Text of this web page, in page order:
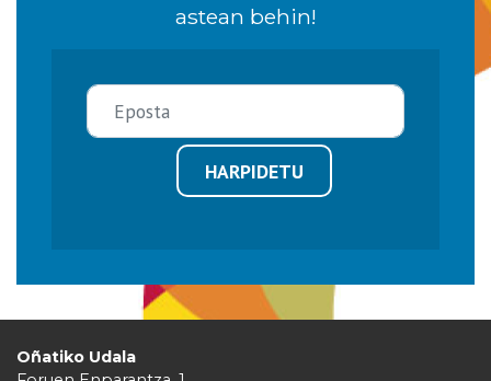
astean behin!
HARPIDETU
Oñatiko Udala